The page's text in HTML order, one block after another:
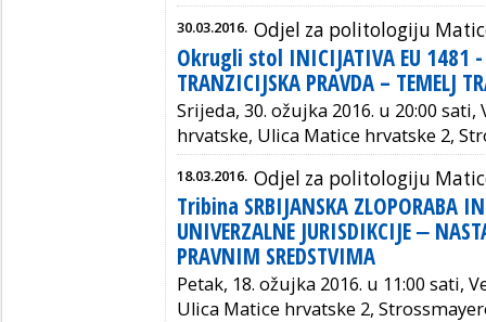
30.03.2016. Odjel za politologiju
Okrugli stol INICIJATIVA EU 1481
TRANZICIJSKA PRAVDA – TEMELJ
Srijeda, 30. ožujka 2016. u 20:00
hrvatske, Ulica Matice hrvatske 2,
18.03.2016. Odjel za politologiju
Tribina SRBIJANSKA ZLOPORABA
UNIVERZALNE JURISDIKCIJE ‒
PRAVNIM SREDSTVIMA
Petak, 18. ožujka 2016. u 11:00 sati,
Ulica Matice hrvatske 2,